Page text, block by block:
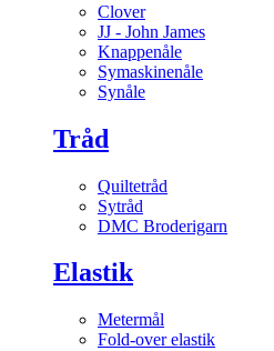
Clover
JJ - John James
Knappenåle
Symaskinenåle
Synåle
Tråd
Quiltetråd
Sytråd
DMC Broderigarn
Elastik
Metermål
Fold-over elastik